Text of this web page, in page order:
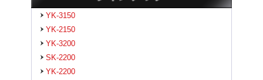
YK-3150
YK-2150
YK-3200
SK-2200
YK-2200